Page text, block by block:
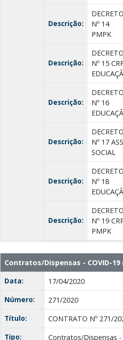
Descrição:
DECRETO
Nº 14
PMPK
Descrição:
DECRETO
Nº 15
Descrição:
DECRETO
Nº 16
Descrição:
DECRETO
Nº 17
SOCIAL
Descrição:
DECRETO
Nº 18
Descrição:
DECRETO
Nº 19
PMPK
Contratos/Dispensas - COVID-19
Data:
17/04/2020
Número:
271/2020
Título:
CONTRATO Nº 271/
Tipo:
Contratos/Dispensas -